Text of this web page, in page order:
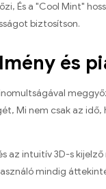
És a "Cool Mint"
biztosítson.
és
Mi nem csak az
az intuitív 3D-s
mindig